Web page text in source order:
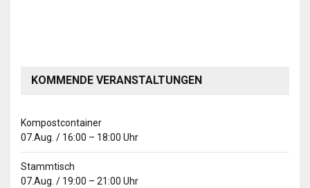
KOMMENDE VERANSTALTUNGEN
Kompostcontainer
07.Aug. / 16:00 – 18:00 Uhr
Stammtisch
07.Aug. / 19:00 – 21:00 Uhr